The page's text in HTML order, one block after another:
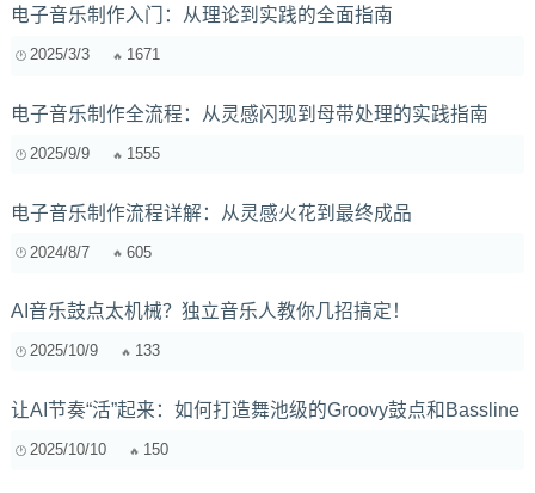
电子音乐制作入门：从理论到实践的全面指南
2025/3/3 1671
电子音乐制作全流程：从灵感闪现到母带处理的实践指南
2025/9/9 1555
电子音乐制作流程详解：从灵感火花到最终成品
2024/8/7 605
AI音乐鼓点太机械？独立音乐人教你几招搞定！
2025/10/9 133
让AI节奏“活”起来：如何打造舞池级的Groovy鼓点和Bassline
2025/10/10 150